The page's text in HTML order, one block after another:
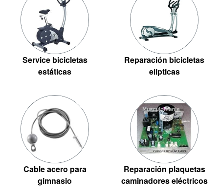
Service bicicletas
estáticas
Reparación bicicletas
elipticas
Cable acero para
gimnasio
Reparación plaquetas
caminadores eléctricos